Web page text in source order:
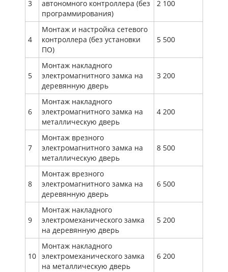
3
автономного контроллера (без
программирования)
2 100
4
Монтаж и настройка сетевого
контроллера (без установки
ПО)
5 500
5
Монтаж накладного
электромагнитного замка на
деревянную дверь
3 200
6
Монтаж накладного
электромагнитного замка на
металлическую дверь
4 200
7
Монтаж врезного
электромагнитного замка на
металлическую дверь
8 500
8
Монтаж врезного
электромагнитного замка на
деревянную дверь
6 500
9
Монтаж накладного
электромеханического замка
на деревянную дверь
5 200
10
Монтаж накладного
электромеханического замка
на металлическую дверь
6 200